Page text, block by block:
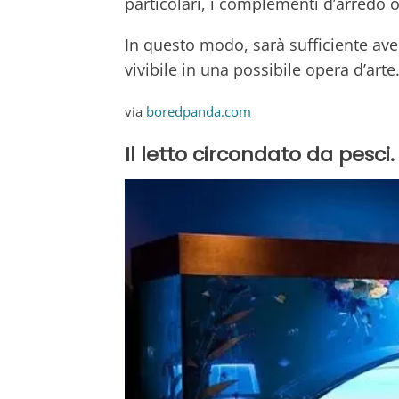
In questo modo, sarà sufficiente
vivibile in una possibile opera d’arte.
via boredpanda.com
Il letto circondato da pesci.